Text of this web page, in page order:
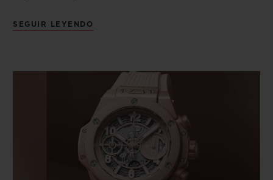
reconsiderando los valores tradicionales
positividad. El rosa, este rosa, expresa un
enfoque de la vida seguro, inclusivo y
agradable. Una visión joven y fresca, llena
de sustancia, que redefine el estilo.
Esta ilustración cromática de una nueva
SEGUIR LEYENDO